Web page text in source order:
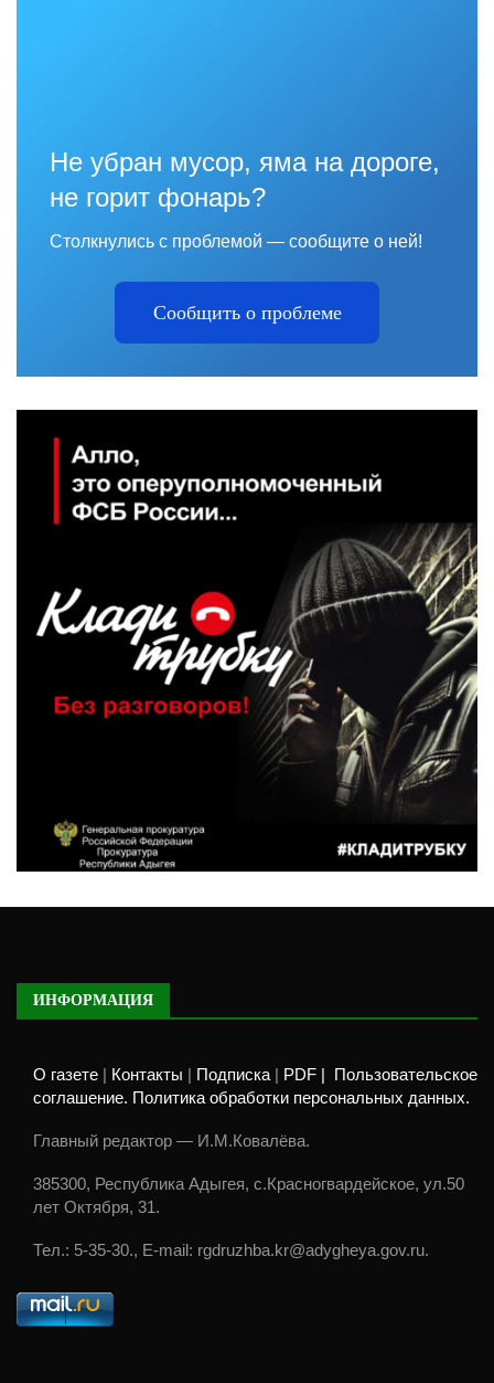
Не убран мусор, яма на дороге,
не горит фонарь?
Столкнулись с проблемой — сообщите о ней!
Сообщить о проблеме
ИНФОРМАЦИЯ
О газете Контакты Подписка PDF |
Пользовательское
соглашение. Политика обработки персональных данных.
Главный редактор — И.М.Ковалёва.
385300, Республика Адыгея, с.Красногвардейское, ул.50
лет Октября, 31.
Тел.: 5-35-30., E-mail: rgdruzhba.kr@adygheya.gov.ru.